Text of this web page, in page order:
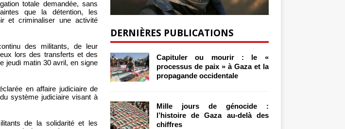
totale demandée, sans
que la détention, les
et criminaliser une activité
des militants, de leur
lors des transferts et des
jeudi matin 30 avril, en signe
en affaire judiciaire de
système judiciaire visant à
de la solidarité et les
DERNIÈRES PUBLICATIONS
Capituler ou mourir : le «
processus de paix » à Gaza et la
propagande occidentale
Mille jours de génocide :
l’histoire de Gaza au-delà des
chiffres